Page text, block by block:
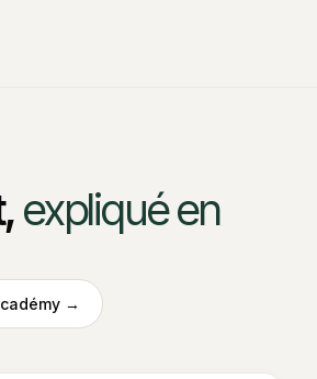
expliqué en
→